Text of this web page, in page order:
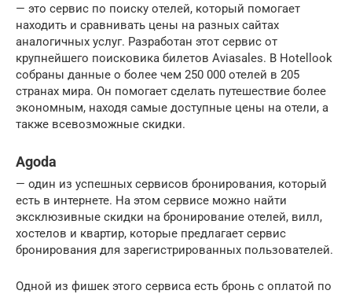
— это сервис по поиску отелей, который помогает
находить и сравнивать цены на разных сайтах
аналогичных услуг. Разработан этот сервис от
крупнейшего поисковика билетов Aviasales. В Hotellook
собраны данные о более чем 250 000 отелей в 205
странах мира. Он помогает сделать путешествие более
экономным, находя самые доступные цены на отели, а
также всевозможные скидки.
Agoda
— один из успешных сервисов бронирования, который
есть в интернете. На этом сервисе можно найти
эксклюзивные скидки на бронирование отелей, вилл,
хостелов и квартир, которые предлагает сервис
бронирования для зарегистрированных пользователей.
Одной из фишек этого сервиса есть бронь с оплатой по